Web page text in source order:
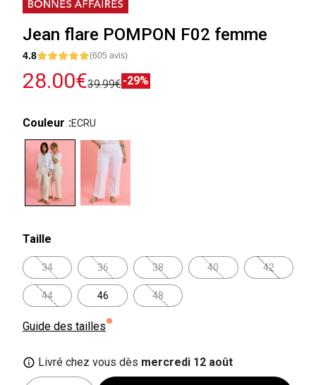
Jean flare POMPON F02 femme
4.8 (605 avis)
28.00€39.99€-29%
Couleur ECRU
Taille
34 36 38 40 42
44 46 48
Guide des tailles
Livré chez vous dès mercredi 12 août